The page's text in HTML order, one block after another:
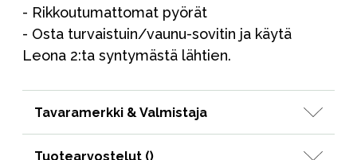
- Rikkoutumattomat pyörät
- Osta turvaistuin/vaunu-sovitin ja käytä
Leona 2:ta syntymästä lähtien.
Tavaramerkki & Valmistaja
Tuotearvostelut ()